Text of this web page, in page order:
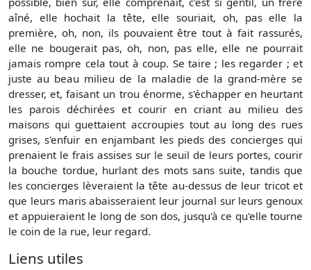
aîné, elle hochait la tête, elle souriait, oh, pas elle la
première, oh, non, ils pouvaient être tout à fait rassurés,
elle ne bougerait pas, oh, non, pas elle, elle ne pourrait
jamais rompre cela tout à coup. Se taire ; les regarder ; et
juste au beau milieu de la maladie de la grand-mère se
dresser, et, faisant un trou énorme, s'échapper en heurtant
les parois déchirées et courir en criant au milieu des
maisons qui guettaient accroupies tout au long des rues
grises, s'enfuir en enjambant les pieds des concierges qui
prenaient le frais assises sur le seuil de leurs portes, courir
la bouche tordue, hurlant des mots sans suite, tandis que
les concierges lèveraient la tête au-dessus de leur tricot et
que leurs maris abaisseraient leur journal sur leurs genoux
et appuieraient le long de son dos, jusqu'à ce qu'elle tourne
le coin de la rue, leur regard.
Liens utiles